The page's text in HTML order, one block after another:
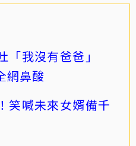
「我沒有爸爸」
網鼻酸
笑喊未來女婿備千